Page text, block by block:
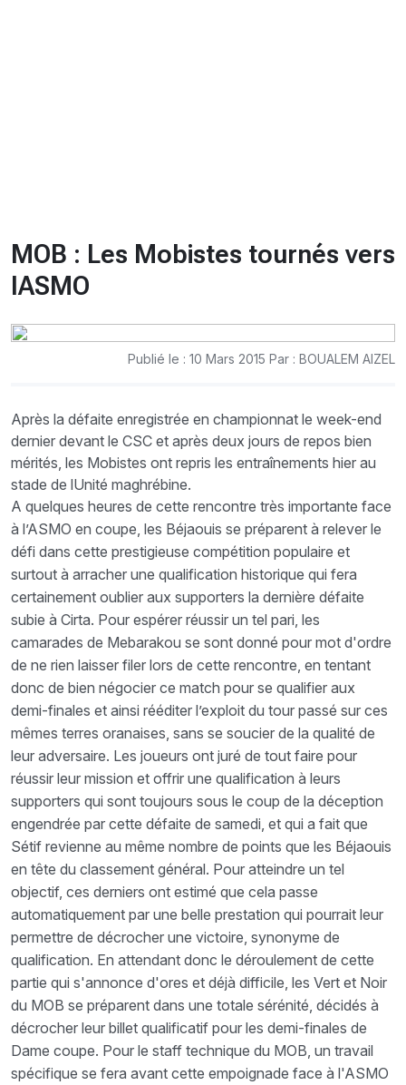
MOB : Les Mobistes tournés vers
lASMO
Publié le : 10 Mars 2015 Par : BOUALEM AIZEL
Après la défaite enregistrée en championnat le week-end
dernier devant le CSC et après deux jours de repos bien
mérités, les Mobistes ont repris les entraînements hier au
stade de lUnité maghrébine.
A quelques heures de cette rencontre très importante face
à l’ASMO en coupe, les Béjaouis se préparent à relever le
défi dans cette prestigieuse compétition populaire et
surtout à arracher une qualification historique qui fera
certainement oublier aux supporters la dernière défaite
subie à Cirta. Pour espérer réussir un tel pari, les
camarades de Mebarakou se sont donné pour mot d'ordre
de ne rien laisser filer lors de cette rencontre, en tentant
donc de bien négocier ce match pour se qualifier aux
demi-finales et ainsi rééditer l’exploit du tour passé sur ces
mêmes terres oranaises, sans se soucier de la qualité de
leur adversaire. Les joueurs ont juré de tout faire pour
réussir leur mission et offrir une qualification à leurs
supporters qui sont toujours sous le coup de la déception
engendrée par cette défaite de samedi, et qui a fait que
Sétif revienne au même nombre de points que les Béjaouis
en tête du classement général. Pour atteindre un tel
objectif, ces derniers ont estimé que cela passe
automatiquement par une belle prestation qui pourrait leur
permettre de décrocher une victoire, synonyme de
qualification. En attendant donc le déroulement de cette
partie qui s'annonce d'ores et déjà difficile, les Vert et Noir
du MOB se préparent dans une totale sérénité, décidés à
décrocher leur billet qualificatif pour les demi-finales de
Dame coupe. Pour le staff technique du MOB, un travail
spécifique se fera avant cette empoignade face à l'ASMO